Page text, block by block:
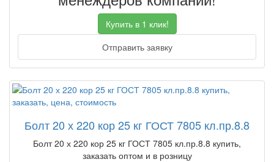
Купить в 1 клик!
Отправить заявку
Болт 20 х 220 кор 25 кг ГОСТ 7805 кл.пр.8.8
Болт 20 х 220 кор 25 кг ГОСТ 7805 кл.пр.8.8 купить,
заказать оптом и в розницу